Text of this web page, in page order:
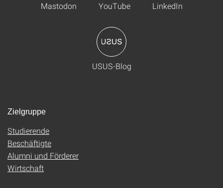
Mastodon YouTube LinkedIn
USUS-Blog
Zielgruppe
Studierende
Beschäftigte
Alumni und Förderer
Wirtschaft